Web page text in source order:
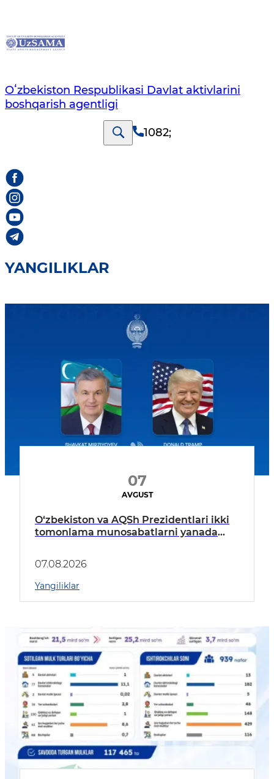
Oʻzbekiston Respublikasi Davlat aktivlarini
boshqarish agentligi
1082;
YANGILIKLAR
07
AVGUST
O‘zbekiston va AQSh Prezidentlari ikki
tomonlama munosabatlarni yanada
07.08.2026
Yangiliklar